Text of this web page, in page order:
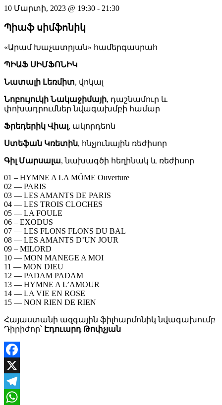
10 Մարտի, 2023 @ 19:30 - 21:30
Պիաֆ սիմֆոնիկ
«Արամ Խաչատրյան» համերգասրահ
ՊԻԱՖ ՍԻՄՖՈՆԻԿ
Նատալի Լեռմիտ, վոկալ
Նոբույուկի Նակաջիմայի, դաշնամուր և
փոխադրումներ նվագախմբի համար
Ֆրեդերիկ Վիալ, ակորդեոն
Ստեֆան Կռետին, հնչյունային ռեժիսոր
Գիլ Մարսալա, նախագծի հեղինակ և ռեժիսոր
01 – HYMNE A LA MÔME Ouverture
02 — PARIS
03 — LES AMANTS DE PARIS
04 — LES TROIS CLOCHES
05 — LA FOULE
06 – EXODUS
07 — LES FLONS FLONS DU BAL
08 — LES AMANTS D’UN JOUR
09 – MILORD
10 — MON MANEGE A MOI
11 — MON DIEU
12 — PADAM PADAM
13 — HYMNE A L’AMOUR
14 — LA VIE EN ROSE
15 — NON RIEN DE RIEN
Հայաստանի ազգային ֆիլհարմոնիկ նվագախումբ
Դիրիժոր՝ Էդուարդ Թոփչյան
Facebook
X
Telegram